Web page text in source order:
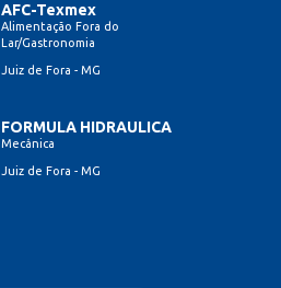
AFC-Texmex
Alimentação Fora do
Lar/Gastronomia
Juiz de Fora - MG
FORMULA HIDRAULICA
Mecânica
Juiz de Fora - MG